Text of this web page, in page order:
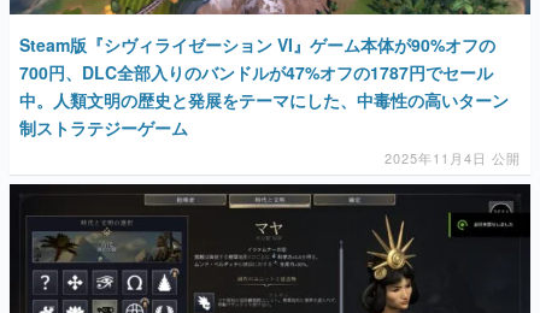
その他
電ファミニコゲーマーとは？
運営：株式会社マレ
中。人類文明の歴史と発展をテーマにした、中毒性の高いターン
制ストラテジーゲーム
2025年11月4日 公開